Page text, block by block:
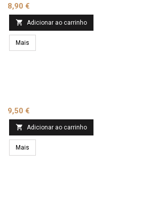
Preço
8,90 €
 Adicionar ao carrinho
Mais
Preço
9,50 €
 Adicionar ao carrinho
Mais